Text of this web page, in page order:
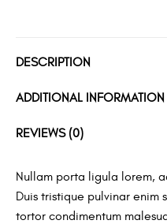
DESCRIPTION
ADDITIONAL INFORMATION
REVIEWS (0)
Nullam porta ligula lorem,
Duis tristique pulvinar enim
tortor condimentum